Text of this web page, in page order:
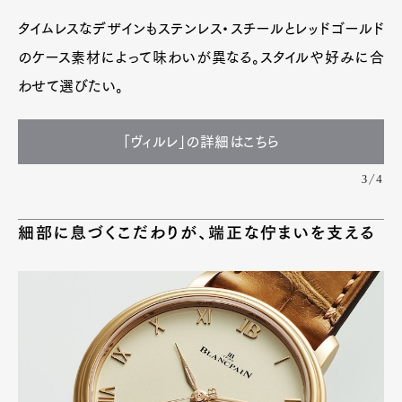
タイムレスなデザインもステンレス・スチールとレッドゴールド
のケース素材によって味わいが異なる。スタイルや好みに合
わせて選びたい。
「ヴィルレ」の詳細はこちら
3/4
細部に息づくこだわりが、端正な佇まいを支える